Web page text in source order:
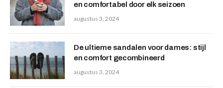
en comfortabel door elk seizoen
augustus 3, 2024
De ultieme sandalen voor dames: stijl
en comfort gecombineerd
augustus 3, 2024